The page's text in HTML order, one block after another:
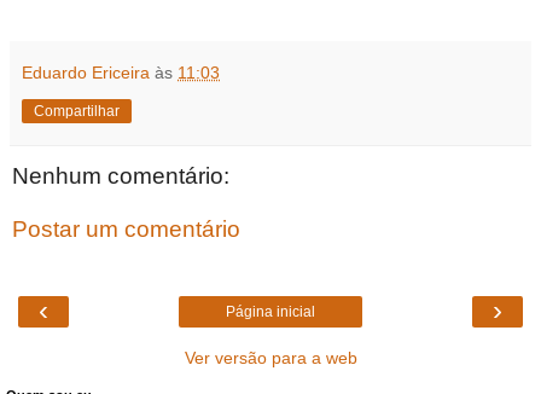
Eduardo Ericeira às 11:03
Compartilhar
Nenhum comentário:
Postar um comentário
‹ ›
Página inicial
Ver versão para a web